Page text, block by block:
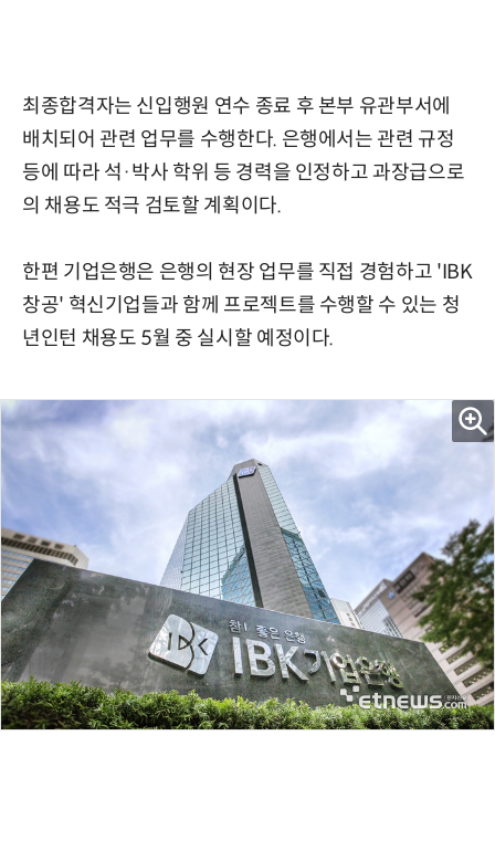
최종합격자는 신입행원 연수 종료 후 본부 유관부서에
배치되어 관련 업무를 수행한다. 은행에서는 관련 규정
등에 따라 석·박사 학위 등 경력을 인정하고 과장급으로
의 채용도 적극 검토할 계획이다.
한편 기업은행은 은행의 현장 업무를 직접 경험하고 'IBK
창공' 혁신기업들과 함께 프로젝트를 수행할 수 있는 청
년인턴 채용도 5월 중 실시할 예정이다.